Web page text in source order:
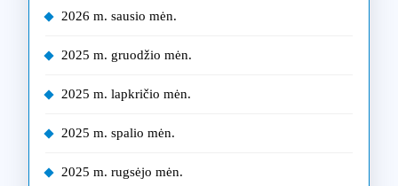
2026 m. sausio mėn.
2025 m. gruodžio mėn.
2025 m. lapkričio mėn.
2025 m. spalio mėn.
2025 m. rugsėjo mėn.